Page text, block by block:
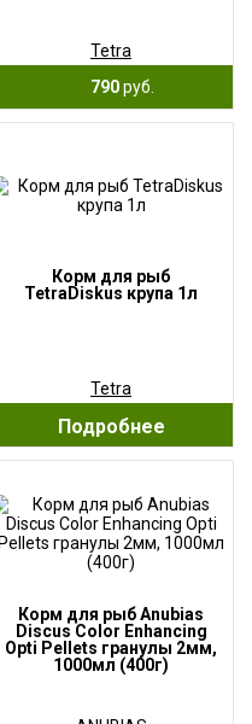
Tetra
790руб.
Корм для рыб
TetraDiskus крупа 1л
Tetra
Подробнее
Корм для рыб Anubias
Discus Color Enhancing
Opti Pellets гранулы 2мм,
1000мл (400г)